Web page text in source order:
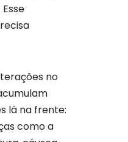
no
lá na frente:
como a